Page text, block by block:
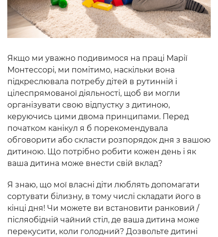
Якщо ми уважно подивимося на праці Марії
Монтессорі, ми помітимо, наскільки вона
підкреслювала потребу дітей в рутинній і
цілеспрямованої діяльності, щоб ви могли
організувати свою відпустку з дитиною,
керуючись цими двома принципами. Перед
початком канікул я б порекомендувала
обговорити або скласти розпорядок дня з вашою
дитиною. Що потрібно робити кожен день і як
ваша дитина може внести свій вклад?
Я знаю, що мої власні діти люблять допомагати
сортувати білизну, в тому числі складати його в
кінці дня! Чи можете ви встановити ранковий /
післяобідній чайний стіл, де ваша дитина може
перекусити, коли голодний? Дозвольте дитині